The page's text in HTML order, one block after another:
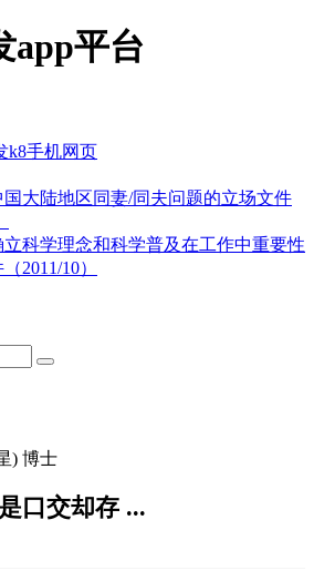
app平台
k8手机网页
国大陆地区同妻/同夫问题的立场文件
立科学理念和科学普及在工作中重要性
2011/10）
) 博士
口交却存 ...